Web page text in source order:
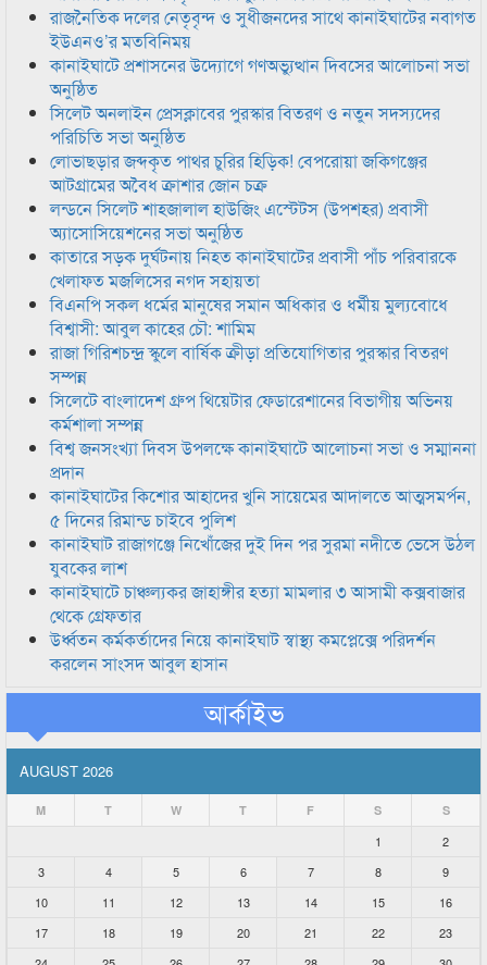
রাজনৈতিক দলের নেতৃবৃন্দ ও সুধীজনদের সাথে কানাইঘাটের নবাগত
ইউএনও’র মতবিনিময়
কানাইঘাটে প্রশাসনের উদ্যোগে গণঅভ্যুত্থান দিবসের আলোচনা সভা
অনুষ্ঠিত
সিলেট অনলাইন প্রেসক্লাবের পুরস্কার বিতরণ ও নতুন সদস্যদের
পরিচিতি সভা অনুষ্ঠিত
লোভাছড়ার জব্দকৃত পাথর চুরির হিড়িক! বেপরোয়া জকিগঞ্জের
আটগ্রামের অবৈধ ক্রাশার জোন চক্র
লন্ডনে সিলেট শাহজালাল হাউজিং এস্টেটস (উপশহর) প্রবাসী
অ্যাসোসিয়েশনের সভা অনুষ্ঠিত
কাতারে সড়ক দুর্ঘটনায় নিহত কানাইঘাটের প্রবাসী পাঁচ পরিবারকে
খেলাফত মজলিসের নগদ সহায়তা
বিএনপি সকল ধর্মের মানুষের সমান অধিকার ও ধর্মীয় মুল্যবোধে
বিশ্বাসী: আবুল কাহের চৌ: শামিম
রাজা গিরিশচন্দ্র স্কুলে বার্ষিক ক্রীড়া প্রতিযোগিতার পুরস্কার বিতরণ
সম্পন্ন
সিলেটে বাংলাদেশ গ্রুপ থিয়েটার ফেডারেশানের বিভাগীয় অভিনয়
কর্মশালা সম্পন্ন
বিশ্ব জনসংখ্যা দিবস উপলক্ষে কানাইঘাটে আলোচনা সভা ও সম্মাননা
প্রদান
কানাইঘাটের কিশোর আহাদের খুনি সায়েমের আদালতে আত্মসমর্পন,
৫ দিনের রিমান্ড চাইবে পুলিশ
কানাইঘাট রাজাগঞ্জে নিখোঁজের দুই দিন পর সুরমা নদীতে ভেসে উঠল
যুবকের লাশ
কানাইঘাটে চাঞ্চল্যকর জাহাঙ্গীর হত্যা মামলার ৩ আসামী কক্সবাজার
থেকে গ্রেফতার
উর্ধ্বতন কর্মকর্তাদের নিয়ে কানাইঘাট স্বাস্থ্য কমপ্লেক্সে পরিদর্শন
করলেন সাংসদ আবুল হাসান
আর্কাইভ
AUGUST 2026
M T W T F S S
1
2
3
4 5 6 7 8
9
10
11 12 13 14 15
16
17
18 19 20 21 22
23